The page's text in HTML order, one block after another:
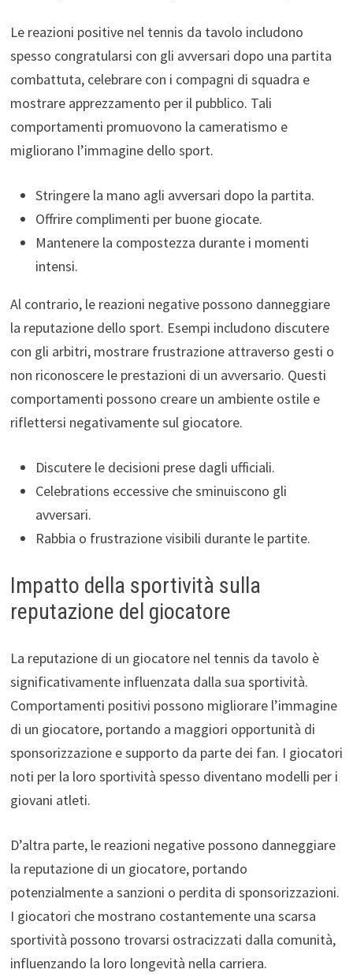
Le reazioni positive nel tennis da tavolo includono
spesso congratularsi con gli avversari dopo una partita
combattuta, celebrare con i compagni di squadra e
mostrare apprezzamento per il pubblico. Tali
comportamenti promuovono la cameratismo e
migliorano l’immagine dello sport.
Stringere la mano agli avversari dopo la partita.
Offrire complimenti per buone giocate.
Mantenere la compostezza durante i momenti
intensi.
Al contrario, le reazioni negative possono danneggiare
la reputazione dello sport. Esempi includono discutere
con gli arbitri, mostrare frustrazione attraverso gesti o
non riconoscere le prestazioni di un avversario. Questi
comportamenti possono creare un ambiente ostile e
riflettersi negativamente sul giocatore.
Discutere le decisioni prese dagli ufficiali.
Celebrations eccessive che sminuiscono gli
avversari.
Rabbia o frustrazione visibili durante le partite.
Impatto della sportività sulla
reputazione del giocatore
La reputazione di un giocatore nel tennis da tavolo è
significativamente influenzata dalla sua sportività.
Comportamenti positivi possono migliorare l’immagine
di un giocatore, portando a maggiori opportunità di
sponsorizzazione e supporto da parte dei fan. I giocatori
noti per la loro sportività spesso diventano modelli per i
giovani atleti.
D’altra parte, le reazioni negative possono danneggiare
la reputazione di un giocatore, portando
potenzialmente a sanzioni o perdita di sponsorizzazioni.
I giocatori che mostrano costantemente una scarsa
sportività possono trovarsi ostracizzati dalla comunità,
influenzando la loro longevità nella carriera.